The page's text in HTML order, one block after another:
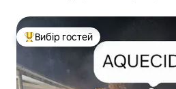
Топ вибір гостей
Вибір гостей